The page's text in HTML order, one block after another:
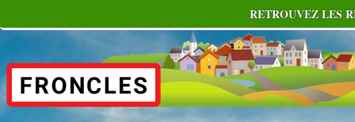
RETROUVEZ LES